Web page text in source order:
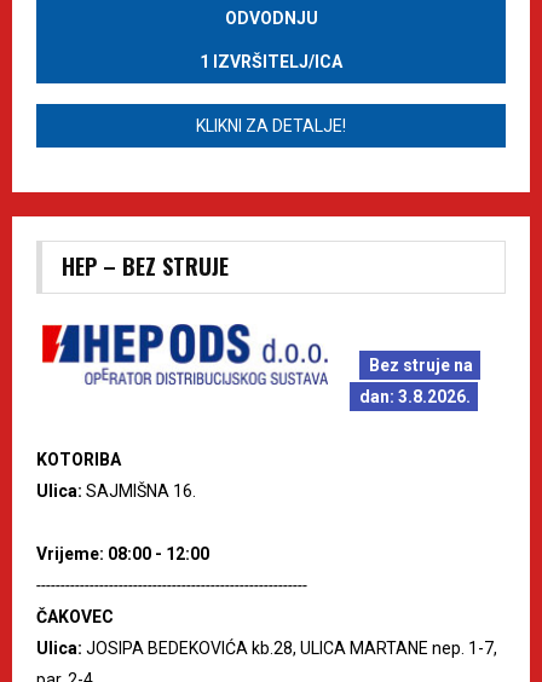
ODVODNJU
1 IZVRŠITELJ/ICA
KLIKNI ZA DETALJE!
HEP – BEZ STRUJE
Bez struje na
dan: 3.8.2026.
KOTORIBA
Ulica: SAJMIŠNA 16.
Vrijeme: 08:00 - 12:00
--------------------------------------------------------
ČAKOVEC
Ulica: JOSIPA BEDEKOVIĆA kb.28, ULICA MARTANE nep. 1-7,